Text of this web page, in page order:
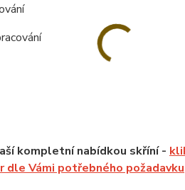
kompletní nabídkou skříní -
dle Vámi potřebného požadavku